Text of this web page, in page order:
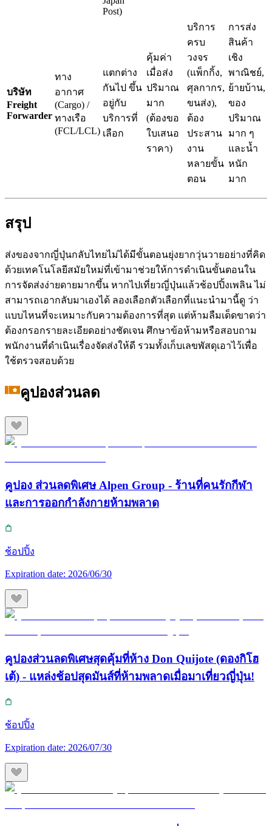
Post)
บริษัท
Freight
Forwarder
ทาง
อากาศ
(Cargo) /
ทางเรือ
(FCL/LCL)
แตกต่าง
กันไป ขึ้น
อยู่กับ
บริการที่
เลือก
คุ้มค่า
เมื่อส่ง
ปริมาณ
มาก
(ต้องขอ
ใบเสนอ
ราคา)
บริการ
ครบ
วงจร
(แพ็กกิ้ง,
ศุลกากร,
ขนส่ง),
ต้อง
ประสาน
งาน
หลายขั้น
ตอน
การส่ง
สินค้า
เชิง
พาณิชย์,
ย้ายบ้าน,
ของ
ปริมาณ
มาก ๆ
และน้ำ
หนัก
มาก
สรุป
ส่งของจากญี่ปุ่นกลับไทยไม่ได้มีขั้นตอนยุ่งยากวุ่นวายอย่างที่คิด
ด้วยเทคโนโลยีสมัยใหม่ที่เข้ามาช่วยให้การดำเนินขั้นตอนใน
การจัดส่งง่ายดายมากขึ้น หากไปเที่ยวญี่ปุ่นแล้วช้อปปิ้งเพลิน ไม่
สามารถเอากลับมาเองได้ ลองเลือกตัวเลือกที่แนะนำมานี้ดู ว่า
แบบไหนที่จะเหมาะกับความต้องการที่สุด แต่ห้ามลืมเด็ดขาดว่า
ต้องกรอกรายละเอียดอย่างชัดเจน ศึกษาข้อห้ามหรือสอบถาม
พนักงานที่ดำเนินเรื่องจัดส่งให้ดี รวมทั้งเก็บเลขพัสดุเอาไว้เพื่อ
ใช้ตรวจสอบด้วย
คูปองส่วนลด
คูปอง ส่วนลดพิเศษ Alpen Group - ร้านที่คนรักกีฬา
และการออกกำลังกายห้ามพลาด
ช้อปปิ้ง
Expiration date: 2026/06/30
คูปองส่วนลดพิเศษสุดคุ้มที่ห้าง Don Quijote (ดองกิโฮ
เต้) - แหล่งช้อปสุดมันส์ที่ห้ามพลาดเมื่อมาเที่ยวญี่ปุ่น!
ช้อปปิ้ง
Expiration date: 2026/07/30